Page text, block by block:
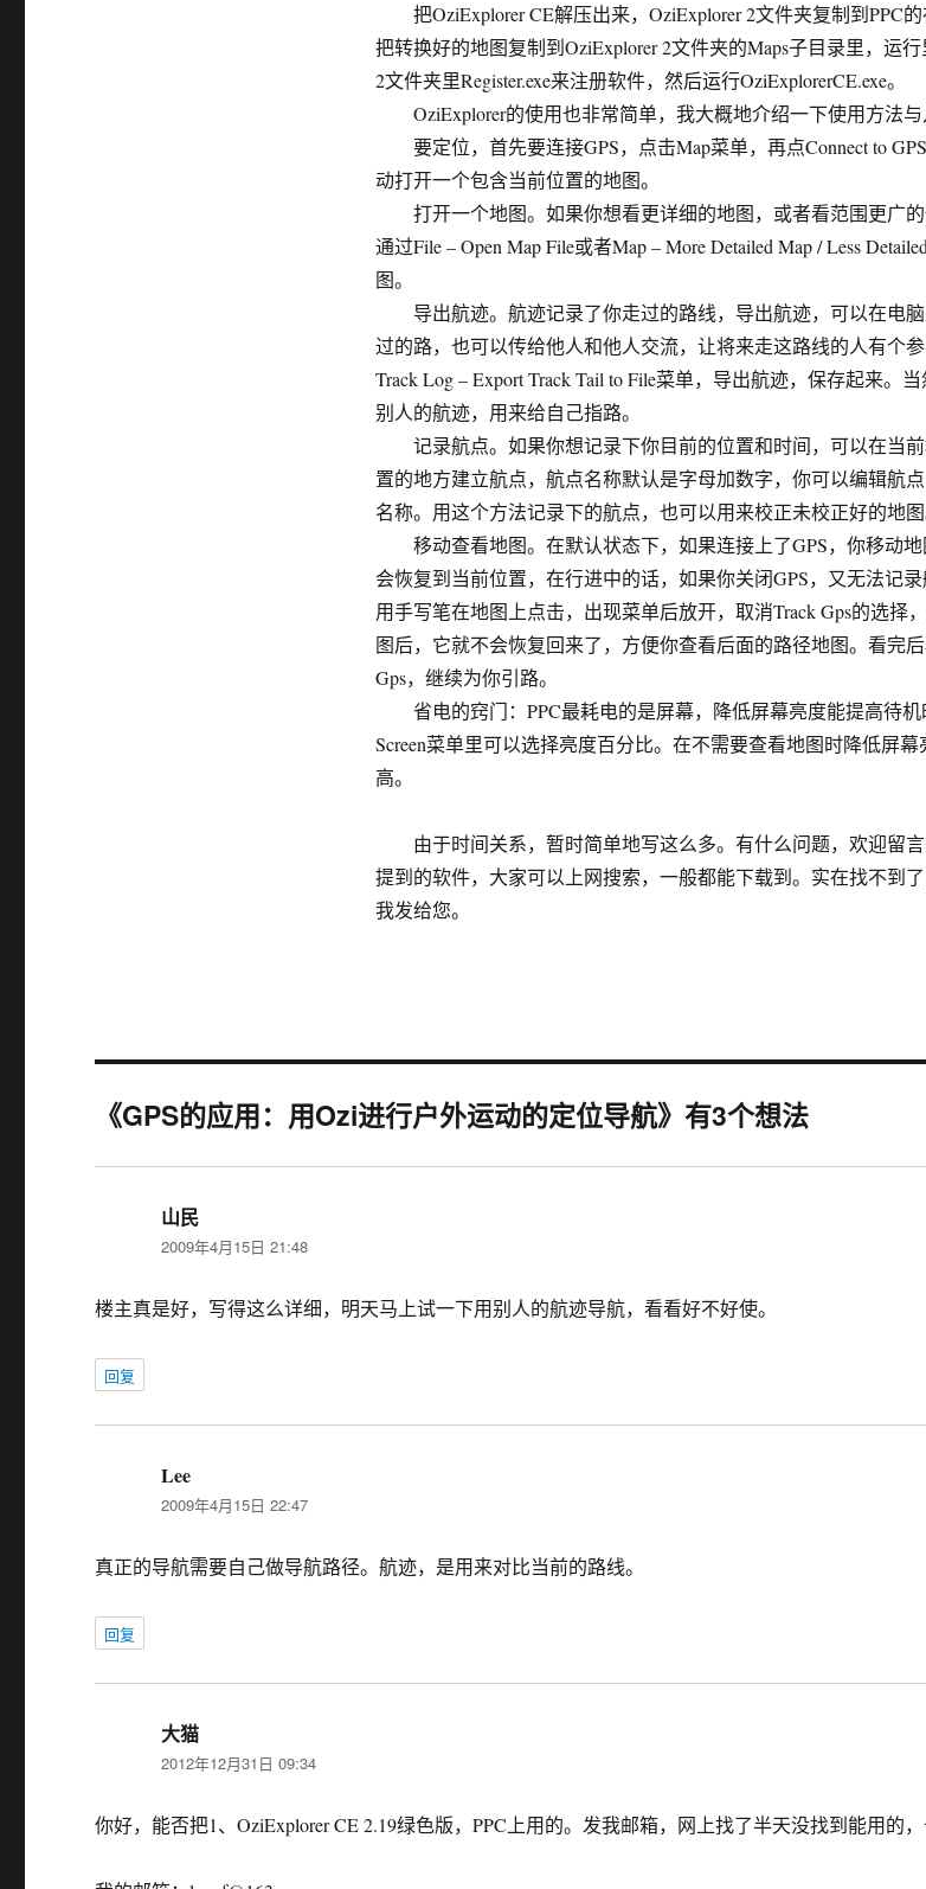
把OziExplorer CE解压出来，OziExplorer 2文件夹复制到PPC的
把转换好的地图复制到OziExplorer 2文件夹的Maps子目录里，运
2文件夹里Register.exe来注册软件，然后运行OziExplorerCE.exe。
OziExplorer的使用也非常简单，我大概地介绍一下使用方法与
要定位，首先要连接GPS，点击Map菜单，再点Connect to
动打开一个包含当前位置的地图。
打开一个地图。如果你想看更详细的地图，或者看范围更广的
通过File – Open Map File或者Map – More Detailed Map / Less
图。
导出航迹。航迹记录了你走过的路线，导出航迹，可以在电脑
过的路，也可以传给他人和他人交流，让将来走这路线的人有个
Track Log – Export Track Tail to File菜单，导出航迹，保存起来。
别人的航迹，用来给自己指路。
记录航点。如果你想记录下你目前的位置和时间，可以在当前
置的地方建立航点，航点名称默认是字母加数字，你可以编辑航
名称。用这个方法记录下的航点，也可以用来校正未校正好的地图
移动查看地图。在默认状态下，如果连接上了GPS，你移动地
会恢复到当前位置，在行进中的话，如果你关闭GPS，又无法记
用手写笔在地图上点击，出现菜单后放开，取消Track Gps的选择
图后，它就不会恢复回来了，方便你查看后面的路径地图。看完
Gps，继续为你引路。
省电的窍门：PPC最耗电的是屏幕，降低屏幕亮度能提高待机
Screen菜单里可以选择亮度百分比。在不需要查看地图时降低屏
高。
由于时间关系，暂时简单地写这么多。有什么问题，欢迎留
提到的软件，大家可以上网搜索，一般都能下载到。实在找不到了
我发给您。
《GPS的应用：用Ozi进行户外运动的定位导航》有3个想法
山民
道：
2009年4月15日 21:48
楼主真是好，写得这么详细，明天马上试一下用别人的航迹导航，看看好不好使。
回复
Lee
道：
2009年4月15日 22:47
真正的导航需要自己做导航路径。航迹，是用来对比当前的路线。
回复
大猫
道：
2012年12月31日 09:34
你好，能否把1、OziExplorer CE 2.19绿色版，PPC上用的。发我邮箱，网上找了半天没找到能用的，